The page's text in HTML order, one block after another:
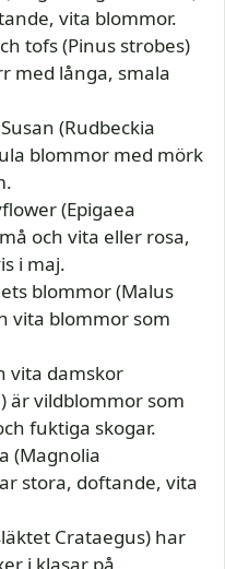
vita blommor.
tofs (Pinus strobes)
med långa, smala
(Rudbeckia
blommor med mörk
(Epigaea
och vita eller rosa,
i maj.
blommor (Malus
vita blommor som
vita damskor
är vildblommor som
fuktiga skogar.
(Magnolia
stora, doftande, vita
Crataegus) har